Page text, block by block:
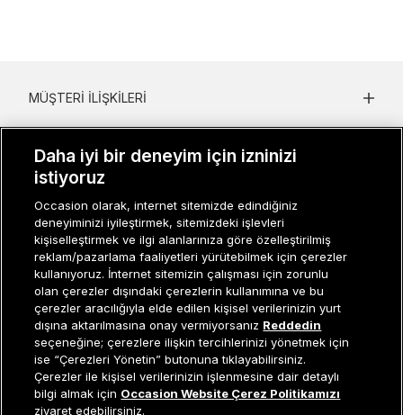
Sepete Ekle
Müşteri İlişkileri0 850 800 01 20
MÜŞTERI İLIŞKILERI
KADIN KATEGORILER
GRUP MARKALAR
ERKEK KATEGORILER
Occasion bir EREN PERAKENDE markasıdır. © Eren Holding
Daha iyi bir deneyim için izninizi
istiyoruz
Occasion olarak, internet sitemizde edindiğiniz
deneyiminizi iyileştirmek, sitemizdeki işlevleri
kişiselleştirmek ve ilgi alanlarınıza göre özelleştirilmiş
reklam/pazarlama faaliyetleri yürütebilmek için çerezler
kullanıyoruz. İnternet sitemizin çalışması için zorunlu
olan çerezler dışındaki çerezlerin kullanımına ve bu
çerezler aracılığıyla elde edilen kişisel verilerinizin yurt
dışına aktarılmasına onay vermiyorsanız Reddedin
seçeneğine; çerezlere ilişkin tercihlerinizi yönetmek için
ise “Çerezleri Yönetin” butonuna tıklayabilirsiniz.
Çerezler ile kişisel verilerinizin işlenmesine dair detaylı
bilgi almak için Occasion Website Çerez Politikamızı
ziyaret edebilirsiniz.